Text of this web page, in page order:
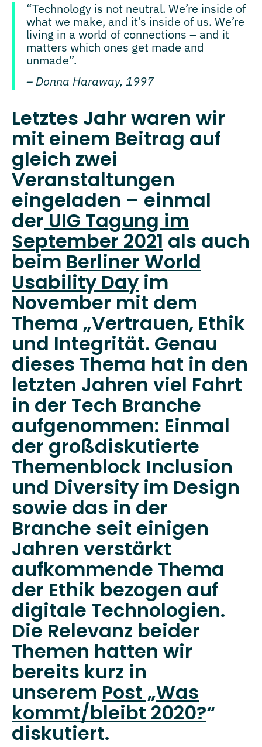
“Technology is not neutral. We’re inside of
what we make, and it’s inside of us. We’re
living in a world of connections – and it
matters which ones get made and
unmade”.
– Donna Haraway, 1997
Letztes Jahr waren wir
mit einem Beitrag auf
gleich zwei
Veranstaltungen
eingeladen – einmal
derUIG Tagung im
September 2021 als auch
beim Berliner World
Usability Day im
November mit dem
Thema „Vertrauen, Ethik
und Integrität. Genau
dieses Thema hat in den
letzten Jahren viel Fahrt
in der Tech Branche
aufgenommen: Einmal
der großdiskutierte
Themenblock Inclusion
und Diversity im Design
sowie das in der
Branche seit einigen
Jahren verstärkt
aufkommende Thema
der Ethik bezogen auf
digitale Technologien.
Die Relevanz beider
Themen hatten wir
bereits kurz in
unserem Post „Was
kommt/bleibt 2020?“
diskutiert.